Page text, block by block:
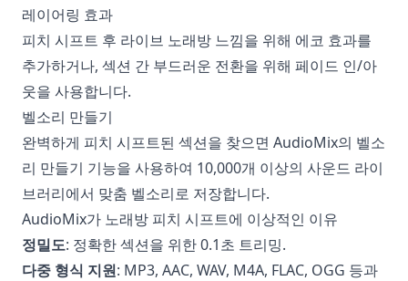
레이어링 효과
피치 시프트 후 라이브 노래방 느낌을 위해 에코 효과를
추가하거나, 섹션 간 부드러운 전환을 위해 페이드 인/아
웃을 사용합니다.
벨소리 만들기
완벽하게 피치 시프트된 섹션을 찾으면 AudioMix의 벨소
리 만들기 기능을 사용하여 10,000개 이상의 사운드 라이
브러리에서 맞춤 벨소리로 저장합니다.
AudioMix가 노래방 피치 시프트에 이상적인 이유
정밀도: 정확한 섹션을 위한 0.1초 트리밍.
다중 형식 지원: MP3, AAC, WAV, M4A, FLAC, OGG 등과